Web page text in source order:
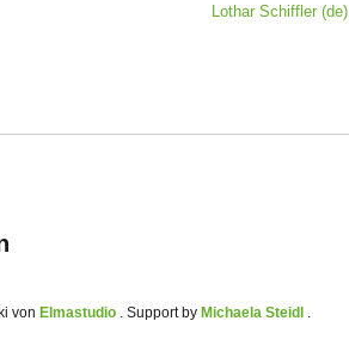
Lothar Schiffler (de)
von Elmastudio . Support by Michaela Steidl